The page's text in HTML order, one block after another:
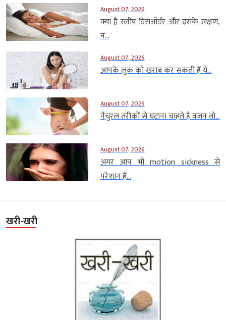
August 07, 2026
क्या है स्लीप डिसऑर्डर और इसके लक्षण,
न...
August 07, 2026
आपके लुक को खराब कर सकती हैं ये...
August 07, 2026
नैचुरल तरीकों से घटाना चाहते हैं वजन तो...
August 07, 2026
अगर आप भी motion sickness से
परेशान हैं...
खरी-खरी